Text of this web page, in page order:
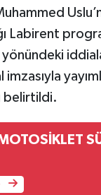
Labirent
belirtildi.